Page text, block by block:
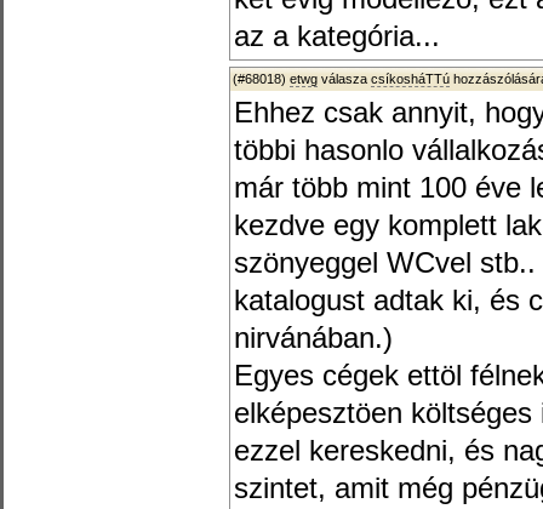
az a kategória...
(#68018) etwg válasza csíkosháTTú
Ehhez csak annyit,
többi hasonlo
már több mint 100 éve
kezdve egy komplett
szönyeggel WCvel
katalogust adtak ki, és
nirvánában.)
Egyes cégek ettöl
elképesztöen
ezzel kereskedni, és
szintet, amit még